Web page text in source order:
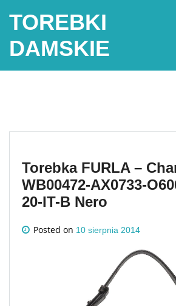
TOREBKI
DAMSKIE
Torebka FURLA –
WB00472-AX0733-
20-IT-B Nero
Posted on 10 sierpnia 2014